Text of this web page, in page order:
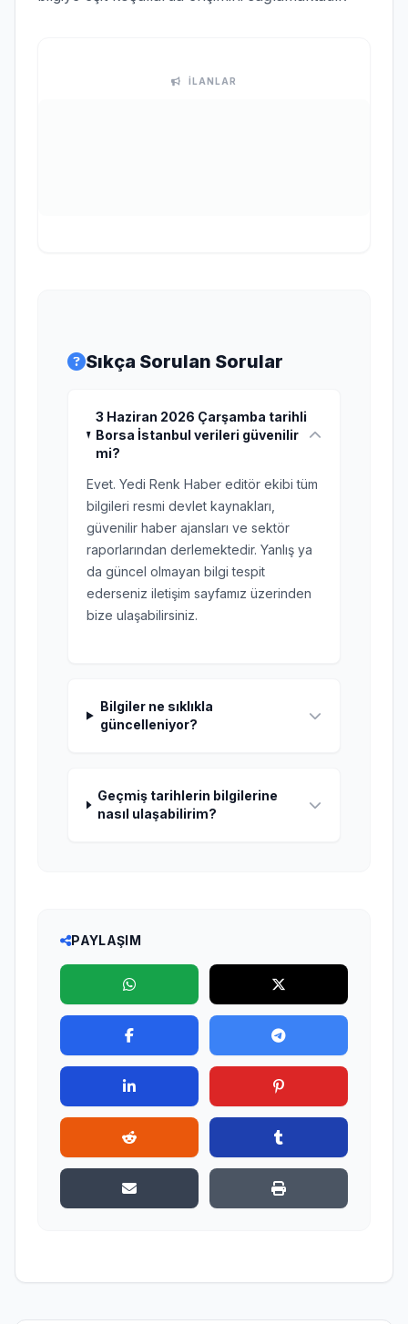
İLANLAR
Sıkça Sorulan Sorular
3 Haziran 2026 Çarşamba tarihli
Borsa İstanbul verileri güvenilir
mi?
Evet. Yedi Renk Haber editör ekibi tüm
bilgileri resmi devlet kaynakları,
güvenilir haber ajansları ve sektör
raporlarından derlemektedir. Yanlış ya
da güncel olmayan bilgi tespit
ederseniz iletişim sayfamız üzerinden
bize ulaşabilirsiniz.
Bilgiler ne sıklıkla
güncelleniyor?
Geçmiş tarihlerin bilgilerine
nasıl ulaşabilirim?
PAYLAŞIM